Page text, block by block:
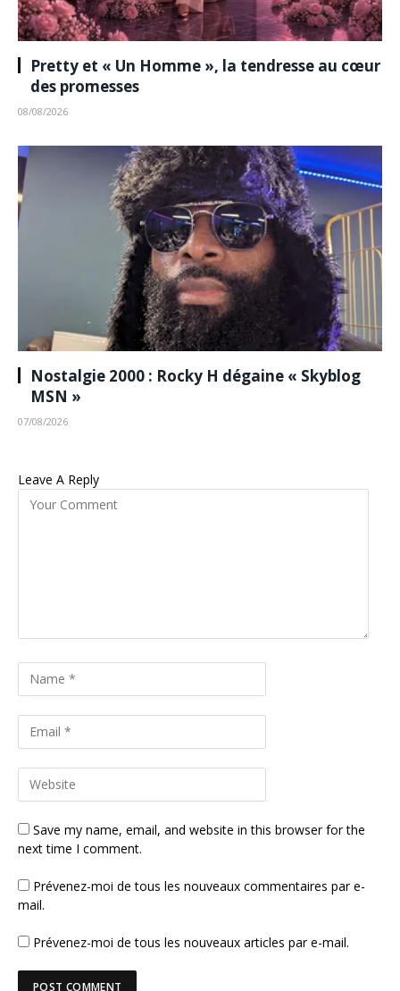
Pretty et « Un Homme », la tendresse au cœur
des promesses
08/08/2026
Nostalgie 2000 : Rocky H dégaine « Skyblog
MSN »
07/08/2026
Leave A Reply
Save my name, email, and website in this browser for the
next time I comment.
Prévenez-moi de tous les nouveaux commentaires par e-
mail.
Prévenez-moi de tous les nouveaux articles par e-mail.